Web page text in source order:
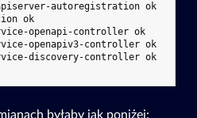
autoregistration ok
ok
openapi-controller ok
openapiv3-controller ok
discovery-controller ok
byłaby jak poniżej: